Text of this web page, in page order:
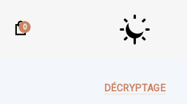
links
0
DÉCRYPTAGE